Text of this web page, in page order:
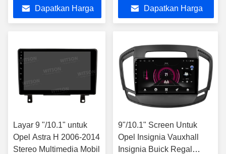
Vauxhall mokka 2016-
2018
Dapatkan Harga
Dapatkan Harga
Layar 9 "/10.1" untuk
Opel Astra H 2006-2014
Stereo Multimedia Mobil
9"/10.1" Screen Untuk
Opel Insignia Vauxhall
Insignia Buick Regal